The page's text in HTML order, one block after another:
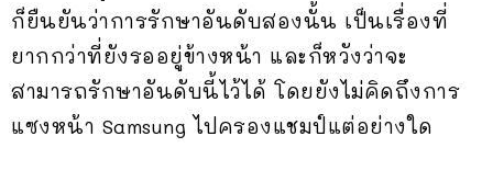
ก็ยืนยันว่าการรักษาอันดับสองนั้น เป็นเรื่องที่
ยากกว่าที่ยังรออยู่ข้างหน้า และก็หวังว่าจะ
สามารถรักษาอันดับนี้ไว้ได้ โดยยังไม่คิดถึงการ
แซงหน้า Samsung ไปครองแชมป์แต่อย่างใด